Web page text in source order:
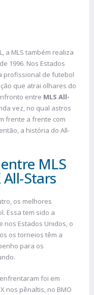
a MLS também realiza
1996. Nos Estados
profissional de futebol
que atrai olhares do
entre MLS All-
vez, no qual astros
frente a frente com
a história do All-
MLS
Stars
os melhores
Essa tem sido a
nos Estados Unidos, o
os torneios têm a
para os
foi em
nos pênaltis, no BMO